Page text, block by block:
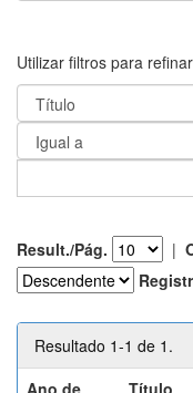
Utilizar filtros para
Result./Pág. |
Resultado 1-1 de 1.
Ano de
Título